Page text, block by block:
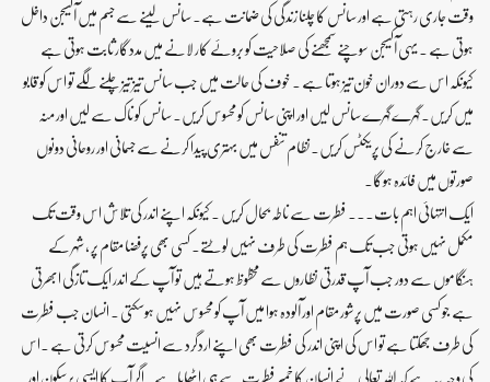
وقت جاری رہتی ہے اور سانس کا چلنا زندگی کی ضمانت ہے۔ سانس لینے سے جسم میں آکسیجن داخل
ہوتی ہے ۔ یہی آکسیجن سوچنے سمجھنے کی صلاحیت کو بروئے کار لانے میں مددگار ثابت ہوتی ہے
کیونکہ اس سے دوران خون تیز ہوتا ہے ۔ خوف کی حالت میں جب سانس تیز تیز چلنے لگے تو اس کو قابو
میں کریں۔ گہرے گہرے سانس لیں اور اپنی سانس کو محسوس کریں۔ سانس کو ناک سے لیں اور منہ
سے خارج کرنے کی پریکٹس کریں۔نظام تنفس میں بہتری پیدا کرنے سے جسمانی اور روحانی دونوں
صورتوں میں فائدہ ہوگا۔
ایک انتہائی اہم بات۔۔۔ فطرت سے ناطہ بحال کریں ۔ کیونکہ اپنے اندر کی تلاش اس وقت تک
مکمل نہیں ہوتی جب تک ہم فطرت کی طرف نہیں لوٹتے۔ کسی بھی پرفضا مقام پر ، شہر کے
ہنگاموں سے دور جب آپ قدرتی نظاروں سے محظوظ ہوتے ہیں تو آپ کے اندر ایک تازگی ابھرتی
ہے جو کسی صورت میں پرشور مقام اور آلودہ ہوا میں آپ کو محسوس نہیں ہوسکتی ۔ انسان جب فطرت
کی طرف جھکتا ہے تو اس کی اپنی اندر کی فطرت بھی اپنے اردگرد سے انسیت محسوس کرتی ہے ۔اس